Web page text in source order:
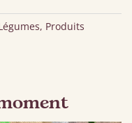
, Produits